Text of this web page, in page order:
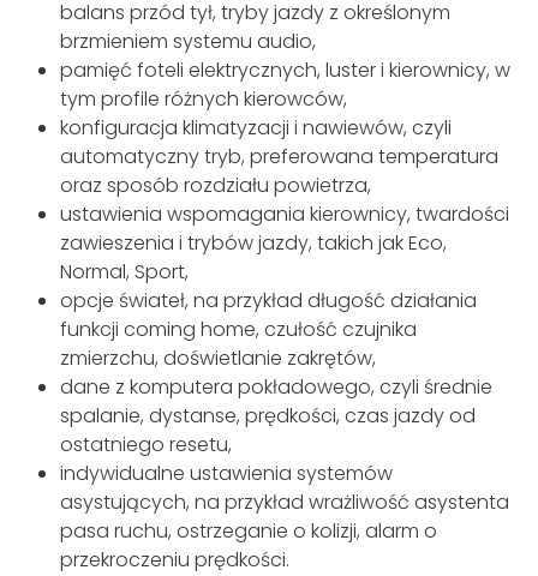
balans przód tył, tryby jazdy z określonym
brzmieniem systemu audio,
pamięć foteli elektrycznych, luster i kierownicy, w
tym profile różnych kierowców,
konfiguracja klimatyzacji i nawiewów, czyli
automatyczny tryb, preferowana temperatura
oraz sposób rozdziału powietrza,
ustawienia wspomagania kierownicy, twardości
zawieszenia i trybów jazdy, takich jak Eco,
Normal, Sport,
opcje świateł, na przykład długość działania
funkcji coming home, czułość czujnika
zmierzchu, doświetlanie zakrętów,
dane z komputera pokładowego, czyli średnie
spalanie, dystanse, prędkości, czas jazdy od
ostatniego resetu,
indywidualne ustawienia systemów
asystujących, na przykład wrażliwość asystenta
pasa ruchu, ostrzeganie o kolizji, alarm o
przekroczeniu prędkości.